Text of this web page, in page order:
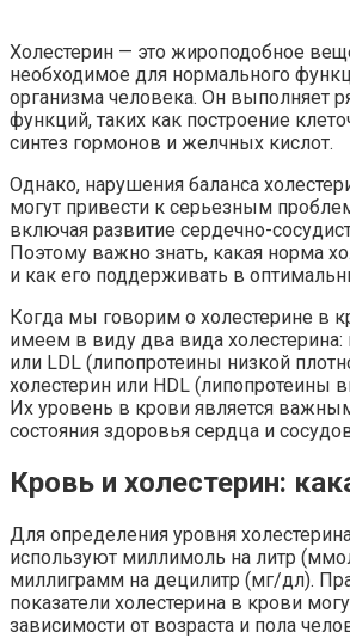
Холестерин — это жироподобное
необходимое для нормального
организма человека. Он выполняет
функций, таких как построение
синтез гормонов и желчных кислот.
Однако, нарушения баланса
могут привести к серьезным
включая развитие сердечно-
Поэтому важно знать, какая норма
и как его поддерживать в
Когда мы говорим о холестерине в
имеем в виду два вида холестерина:
или LDL (липопротеины низкой
холестерин или HDL (липопротеины
Их уровень в крови является
состояния здоровья сердца и
Кровь и холестерин:
Для определения уровня
используют миллимоль на литр
миллиграмм на децилитр (мг/дл).
показатели холестерина в крови
зависимости от возраста и пола